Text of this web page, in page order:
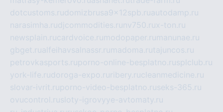
dotcustoms.rudomizbrusa9x12spb.ruautodamp.ru
narasimha.rudjcommodities.ru nv750.rux-ton.ru
newsplain.rucardvoice.ru modopaper.ru manunae.ru
gbget.rualfeihavsalnassr.ru madoma.rutajuncos.ru
petrovkasports.ruporno-online-besplatno.rusplclub.ru
york-life.rudoroga-expo.ru ribery.rucleanmedicine.ru
slovar-ivrit.ruporno-video-besplatno.ruseks-365.ru
ovucontrol.rusloty-igrovyye-avtomaty.ru